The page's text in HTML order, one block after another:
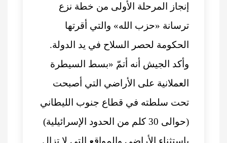
إنجاز المرحلة الأولى من خطة نزع
ترسانة «حزب الله» والتي أقرتها
الحكومة لحصر السلاح في يد الدولة.
وأكد الجيش أنه أتمّ «بسط السيطرة
العملانية على الأراضي التي أصبحت
تحت سلطته في قطاع جنوب الليطاني
(حوالى 30 كلم من الحدود الإسرائيلية)
باستثناء الأراضي والمواقع التي لا تزال